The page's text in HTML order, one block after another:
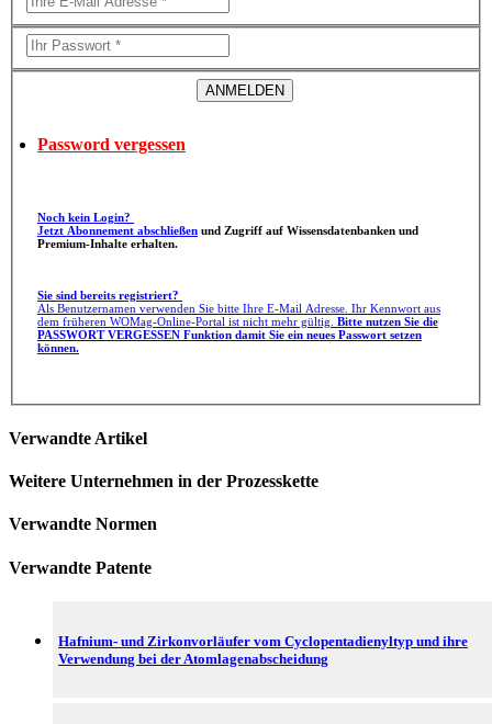
Password vergessen
Noch kein Login?
Jetzt Abonnement abschließen
Premium-Inhalte erhalten.
Sie sind bereits registriert?
Als Benutzernamen verwenden Sie bitte Ihre E-Mail Adresse. Ihr Kennwort aus
dem früheren WOMag-Online-Portal ist nicht mehr gültig. Bitte nutzen Sie die
PASSWORT VERGESSEN Funktion damit Sie ein neues Passwort setzen
können.
Verwandte Artikel
Weitere Unternehmen in der Prozesskette
Verwandte Normen
Verwandte Patente
Hafnium- und Zirkonvorläufer vom Cyclopentadienyltyp und ihre
Verwendung bei der Atomlagenabscheidung